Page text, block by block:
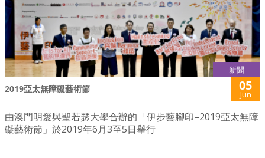
新聞
2019亞太無障礙藝術節 05
Jun
由澳門明愛與聖若瑟大學合辦的「伊步藝腳印–2019亞太無障
礙藝術節」於2019年6月3至5日舉行